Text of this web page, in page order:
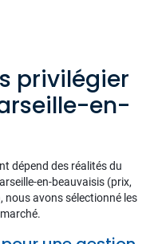
privilégier
en-
dépend des réalités du
en-beauvaisis (prix,
avons sélectionné les